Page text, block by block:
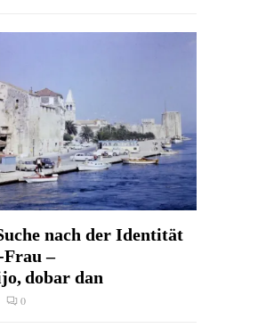
nach der Identität
–
dobar dan
0